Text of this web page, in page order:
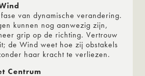
van dynamische verandering.
kunnen nog aanwezig zijn,
grip op de richting. Vertrouw
de Wind weet hoe zij obstakels
haar kracht te verliezen.
Centrum